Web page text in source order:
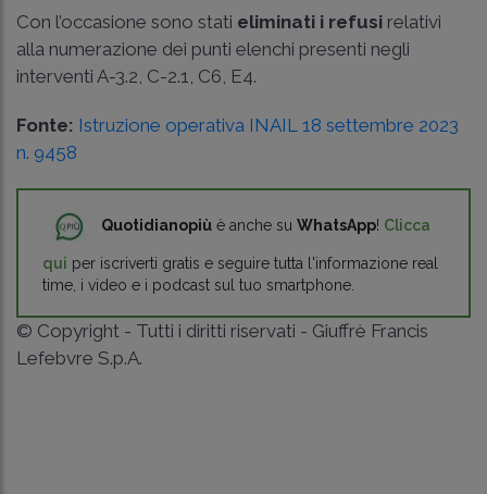
Con l’occasione sono stati eliminati i refusi relativi
alla numerazione dei punti elenchi presenti negli
interventi A-3.2, C-2.1, C6, E4.
Fonte: Istruzione operativa INAIL 18 settembre 2023
n. 9458
Quotidianopiù è anche su WhatsApp! Clicca
qui per iscriverti gratis e seguire tutta l'informazione real
time, i video e i podcast sul tuo smartphone.
© Copyright - Tutti i diritti riservati - Giuffrè Francis
Lefebvre S.p.A.